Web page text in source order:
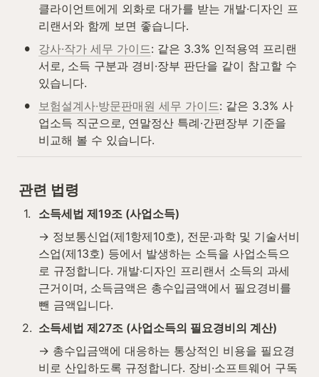
클라이언트에게 외화로 대가를 받는 개발·디자인 프
리랜서와 함께 보면 좋습니다.
• 강사·작가 세무 가이드: 같은 3.3% 인적용역 프리랜
서로, 소득 구분과 경비·장부 판단을 같이 참고할 수
있습니다.
• 보험설계사·방문판매원 세무 가이드: 같은 3.3% 사
업소득 직군으로, 연말정산 특례·간편장부 기준을
비교해 볼 수 있습니다.
관련 법령
1.
소득세법 제19조 (사업소득)
→ 정보통신업(제1항제10호), 전문·과학 및 기술서비
스업(제13호) 등에서 발생하는 소득을 사업소득으
로 규정합니다. 개발·디자인 프리랜서 소득의 과세
근거이며, 소득금액은 총수입금액에서 필요경비를
뺀 금액입니다.
2. 소득세법 제27조 (사업소득의 필요경비의 계산)
→ 총수입금액에 대응하는 통상적인 비용을 필요경
비로 산입하도록 규정합니다. 장비·소프트웨어 구독